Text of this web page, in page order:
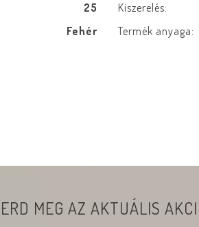
25 Kiszerelés:
Fehér Termék anyaga:
MEG AZ AKTUÁLIS